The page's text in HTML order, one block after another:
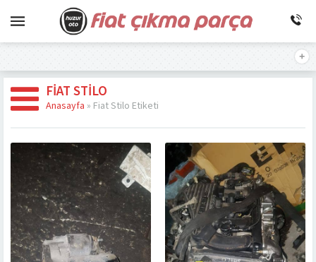
FIAT STILO
Anasayfa » Fiat Stilo Etiketi